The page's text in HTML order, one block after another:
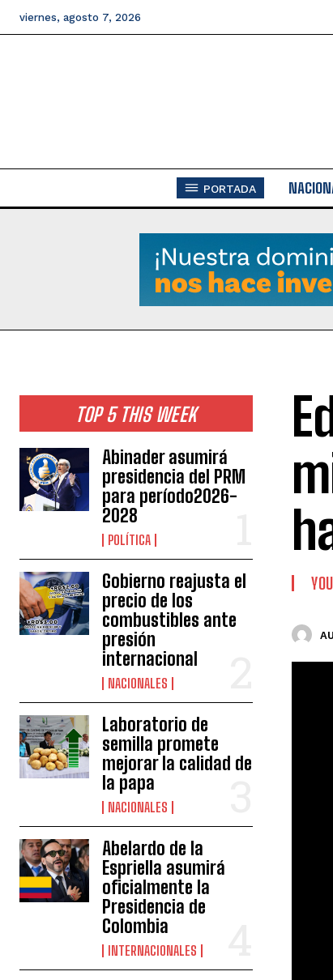
viernes, agosto 7, 2026
PORTADA
TOP 5 THIS WEEK
Abinader asumirá
presidencia del PRM
para período2026-
2028
POLÍTICA
Gobierno reajusta el
precio de los
combustibles ante
presión
internacional
NACIONALES
Laboratorio de
semilla promete
mejorar la calidad de
la papa
NACIONALES
Abelardo de la
Espriella asumirá
oficialmente la
Presidencia de
Colombia
INTERNACIONALES